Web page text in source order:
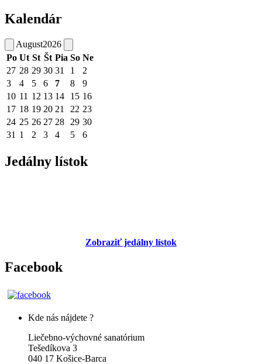
Kalendár
August2026
Po Ut St Št Pia So Ne
27 28 29 30 31 1
2
3
4 5 6 7 8
9
10 11 12 13 14 15 16
17 18 19 20 21 22 23
24 25 26 27 28 29 30
31 1 2 3 4 5 6
Jedálny lístok
Zobraziť jedálny lístok
Facebook
Kde nás nájdete ?
Liečebno-výchovné sanatórium
Tešedíkova 3
040 17 Košice-Barca